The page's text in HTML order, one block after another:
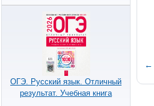
ОГЭ. Русский язык. Отличный
результат. Учебная книга
←